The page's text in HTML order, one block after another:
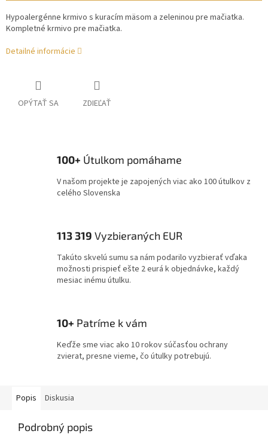
Hypoalergénne krmivo s kuracím mäsom a zeleninou pre mačiatka.
Kompletné krmivo pre mačiatka.
Detailné informácie
OPÝTAŤ SA ZDIEĽAŤ
100+ Útulkom pomáhame
V našom projekte je zapojených viac ako 100 útulkov z
celého Slovenska
113 319 Vyzbieraných EUR
Takúto skvelú sumu sa nám podarilo vyzbierať vďaka
možnosti prispieť ešte 2 eurá k objednávke, každý
mesiac inému útulku.
10+ Patríme k vám
Keďže sme viac ako 10 rokov súčasťou ochrany
zvierat, presne vieme, čo útulky potrebujú.
Popis Diskusia
Podrobný popis